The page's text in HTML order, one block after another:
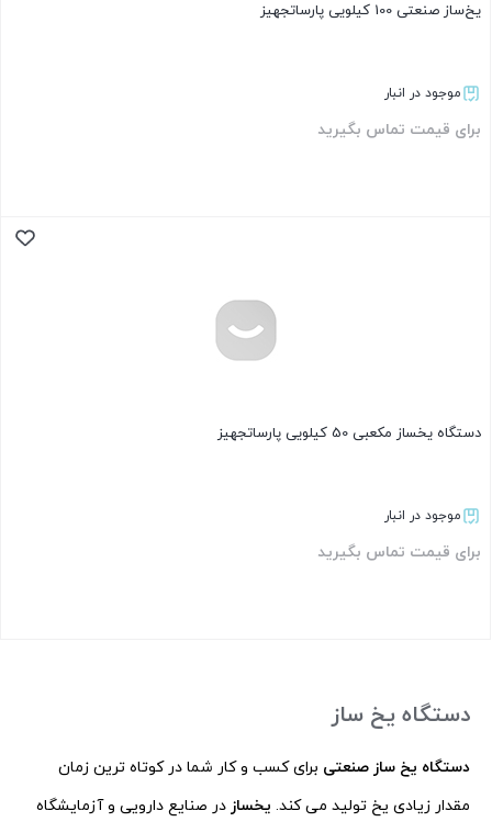
یخ‌ساز صنعتی 100 کیلویی پارساتجهیز
موجود در انبار
برای قیمت تماس بگیرید
دستگاه یخساز مکعبی 50 کیلویی پارساتجهیز
موجود در انبار
برای قیمت تماس بگیرید
دستگاه یخ ساز
دستگاه یخ ساز صنعتی برای کسب و کار شما در کوتاه ترین زمان
مقدار زیادی یخ تولید می کند. یخساز در صنایع دارویی و آزمایشگاه